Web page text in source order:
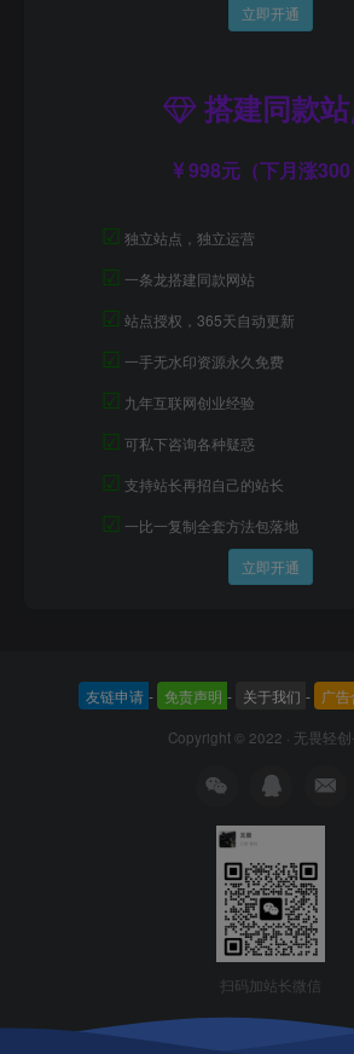
立即开通
搭建同款
998元（下月涨300
☑ 独立站点，独立运营
☑ 一条龙搭建同款网站
☑ 站点授权，365天自动更新
☑ 一手无水印资源永久免费
☑ 九年互联网创业经验
☑ 可私下咨询各种疑惑
☑ 支持站长再招自己的站长
☑ 一比一复制全套方法包落地
立即开通
友链申请 - 免责声明 - 关于我们 - 广
Copyright © 2022 · 无畏轻创
扫码加站长微信